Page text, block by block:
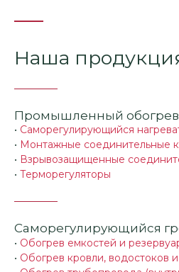
Наша
Промышленный обогрев
• Саморегулирующийся
• Монтажные соединительные
• Взрывозащищенные
• Терморегуляторы
Саморегулирующийся
• Обогрев емкостей и
• Обогрев кровли, водостоков